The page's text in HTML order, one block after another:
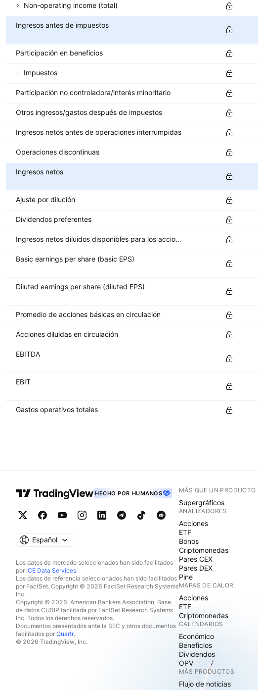
Non-operating income (total)
Ingresos antes de impuestos
Participación en beneficios
Impuestos
Participación no controladora/interés minoritario
Otros ingresos/gastos después de impuestos
Ingresos netos antes de operaciones interrumpidas
Operaciones discontinuas
Ingresos netos
Ajuste por dilución
Dividendos preferentes
Ingresos netos diluidos disponibles para los accionistas ordinarios
Basic earnings per share (basic EPS)
Diluted earnings per share (diluted EPS)
Promedio de acciones básicas en circulación
Acciones diluidas en circulación
EBITDA
EBIT
Gastos operativos totales
HECHO POR HUMANOS
Español
Los datos de mercado seleccionados han sido facilitados
por ICE Data Services.
Los datos de referencia seleccionados han sido facilitados
por FactSet. Copyright © 2026 FactSet Research Systems
Inc.
Copyright © 2026, American Bankers Association. Base
de datos CUSIP facilitada por FactSet Research Systems
Inc. Todos los derechos reservados.
Documentos presentados ante la SEC y otros documentos
facilitados por Quartr.
© 2026 TradingView, Inc.
MÁS QUE UN PRODUCTO
Supergráficos
ANALIZADORES
Acciones
ETF
Bonos
Criptomonedas
Pares CEX
Pares DEX
Pine
MAPAS DE CALOR
Acciones
ETF
Criptomonedas
CALENDARIOS
Económico
Beneficios
Dividendos
OPV
MÁS PRODUCTOS
Flujo de noticias